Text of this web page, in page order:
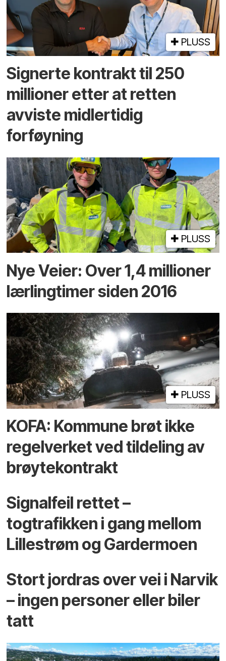
PLUSS
Signerte kontrakt til 250
millioner etter at retten
avviste midlertidig
forføyning
PLUSS
Nye Veier: Over 1,4 millioner
lærlingtimer siden 2016
PLUSS
KOFA: Kommune brøt ikke
regelverket ved tildeling av
brøytekontrakt
Signalfeil rettet –
togtrafikken i gang mellom
Lillestrøm og Gardermoen
Stort jordras over vei i Narvik
– ingen personer eller biler
tatt